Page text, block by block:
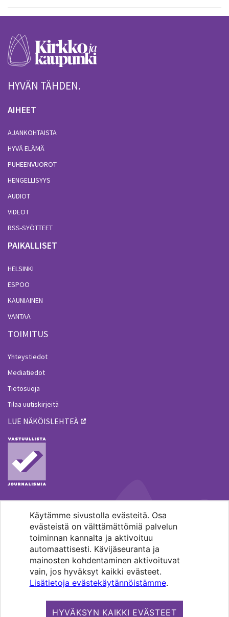
Käytämme sivustolla evästeitä. Osa
evästeistä on välttämättömiä palvelun
toiminnan kannalta ja aktivoituu
automaattisesti. Kävijäseuranta ja
mainosten kohdentaminen aktivoituvat
vain, jos hyväksyt kaikki evästeet.
Lisätietoja evästekäytännöistämme.
HYVÄKSYN KAIKKI EVÄSTEET
HYVÄN TÄHDEN.
AIHEET
AJANKOHTAISTA
HYVÄ ELÄMÄ
PUHEENVUOROT
HENGELLISYYS
AUDIOT
VIDEOT
RSS-SYÖTTEET
PAIKALLISET
HELSINKI
ESPOO
KAUNIAINEN
VANTAA
TOIMITUS
Yhteystiedot
Mediatiedot
Tietosuoja
Tilaa uutiskirjeitä
LUE NÄKÖISLEHTEÄ
MENOHAKU
Pääkaupunkiseudun evankelis-
luterilaisten seurakuntien media.